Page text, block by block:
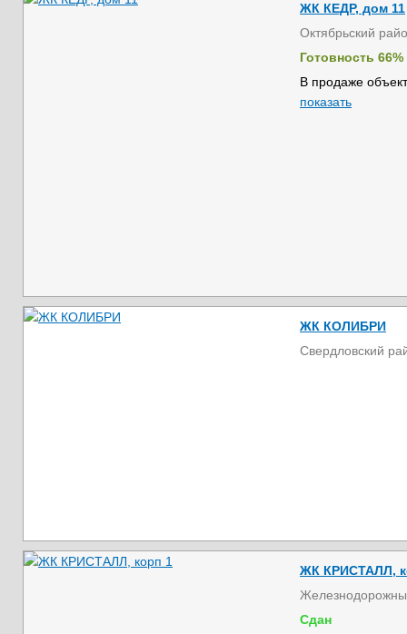
ЖК КЕДР, дом 11
Октябрьский
Готовность 66%
В продаже
показать
ЖК КОЛИБРИ
Свердловский
ЖК КРИСТАЛЛ,
Сдан